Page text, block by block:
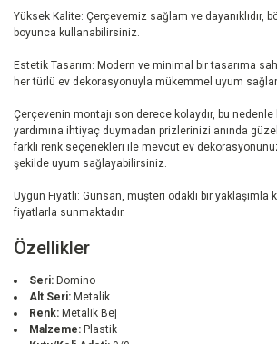
Yüksek Kalite: Çerçevemiz sağlam ve dayanıklıdır,
boyunca kullanabilirsiniz.
Estetik Tasarım: Modern ve minimal bir tasarıma
her türlü ev dekorasyonuyla mükemmel uyum
Çerçevenin montajı son derece kolaydır, bu
yardımına ihtiyaç duymadan prizlerinizi anında
farklı renk seçenekleri ile mevcut ev
şekilde uyum sağlayabilirsiniz.
Uygun Fiyatlı: Günsan, müşteri odaklı bir
fiyatlarla sunmaktadır.
Özellikler
Seri: Domino
Alt Seri: Metalik
Renk: Metalik Bej
Malzeme: Plastik